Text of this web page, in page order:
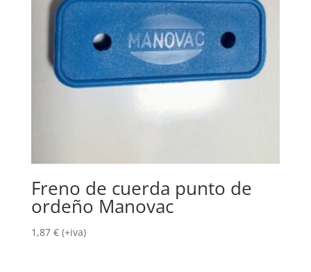
Freno de cuerda punto de
ordeño Manovac
1,87 € (+iva)